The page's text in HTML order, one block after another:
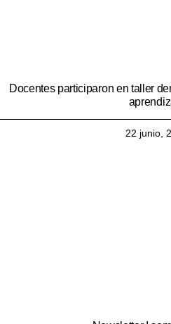
Docentes participaron en taller
22 junio,